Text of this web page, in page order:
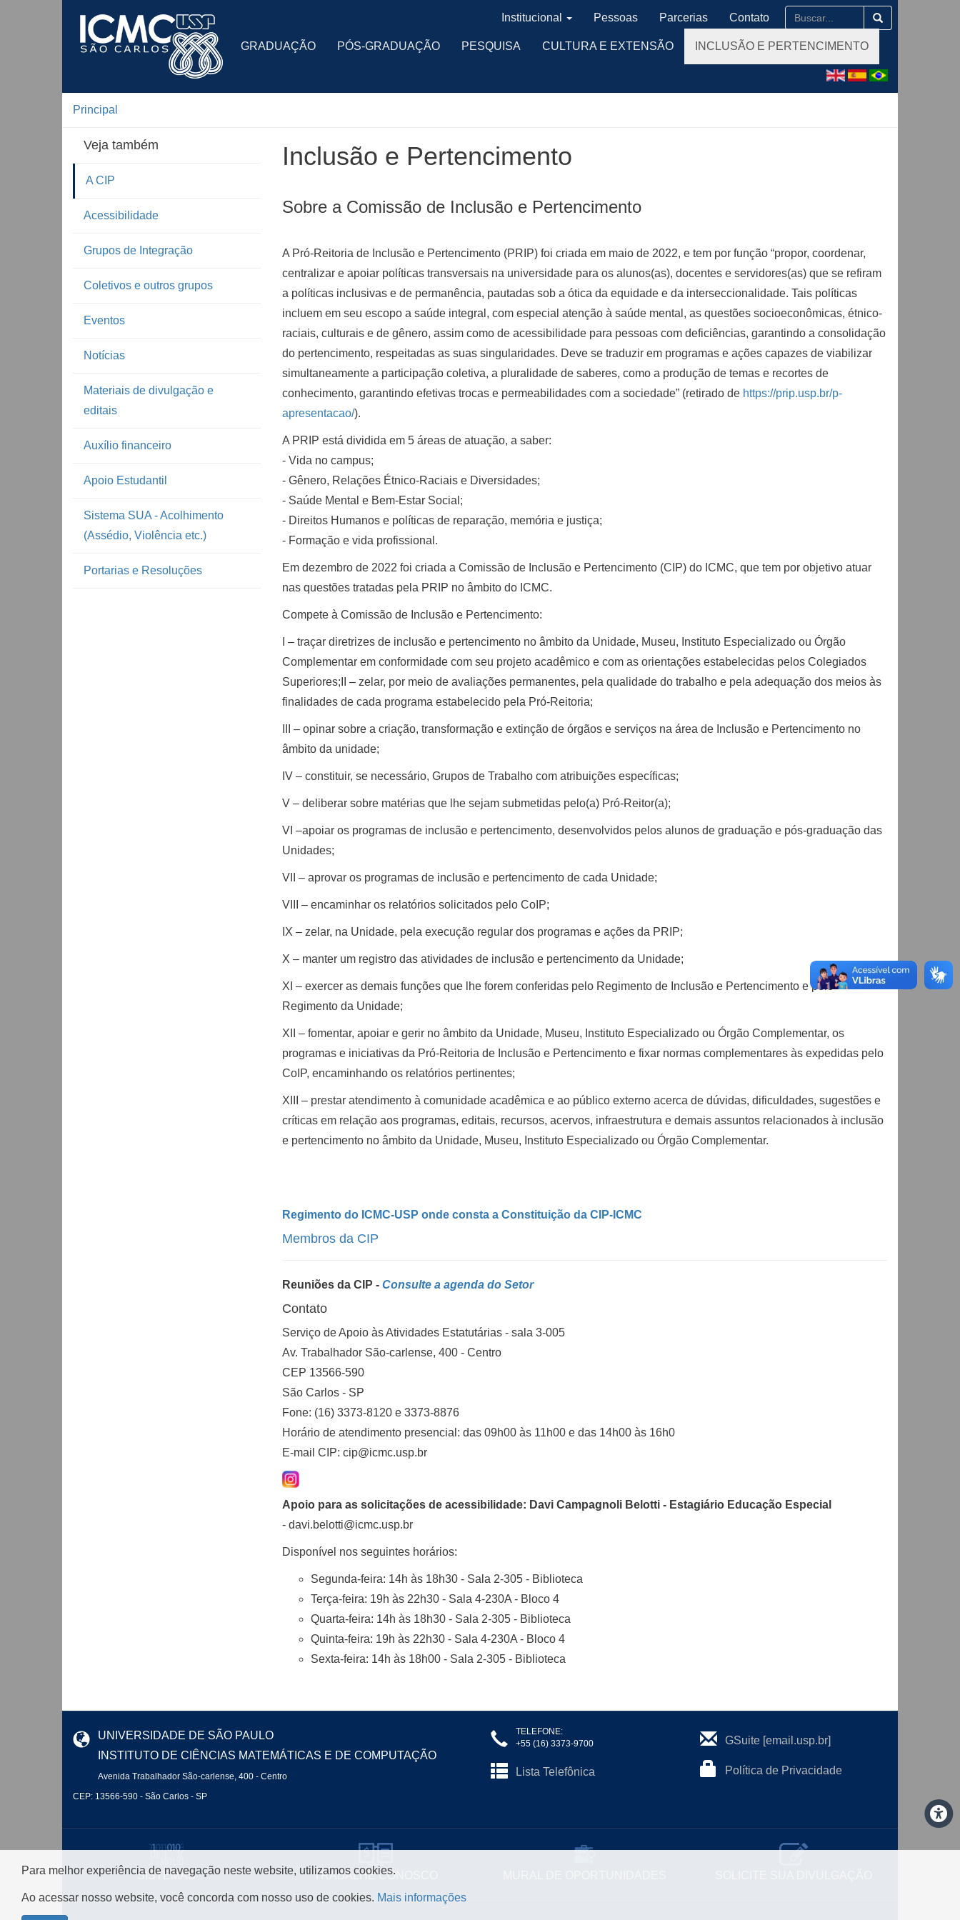
GRADUAÇÃO PÓS-GRADUAÇÃO PESQUISA CULTURA E EXTENSÃO INCLUSÃO E PERTENCIMENTO
Institucional Pessoas Parcerias Contato
Principal
Veja também
A CIP
Acessibilidade
Grupos de Integração
Coletivos e outros grupos
Eventos
Notícias
Materiais de divulgação e
editais
Auxílio financeiro
Apoio Estudantil
Sistema SUA - Acolhimento
(Assédio, Violência etc.)
Portarias e Resoluções
Inclusão e Pertencimento
Sobre a Comissão de Inclusão e Pertencimento
A Pró-Reitoria de Inclusão e Pertencimento (PRIP) foi criada em maio de 2022, e tem por função “propor, coordenar,
centralizar e apoiar políticas transversais na universidade para os alunos(as), docentes e servidores(as) que se refiram
a políticas inclusivas e de permanência, pautadas sob a ótica da equidade e da interseccionalidade. Tais políticas
incluem em seu escopo a saúde integral, com especial atenção à saúde mental, as questões socioeconômicas, étnico-
raciais, culturais e de gênero, assim como de acessibilidade para pessoas com deficiências, garantindo a consolidação
do pertencimento, respeitadas as suas singularidades. Deve se traduzir em programas e ações capazes de viabilizar
simultaneamente a participação coletiva, a pluralidade de saberes, como a produção de temas e recortes de
conhecimento, garantindo efetivas trocas e permeabilidades com a sociedade” (retirado de https://prip.usp.br/p-
apresentacao/).
A PRIP está dividida em 5 áreas de atuação, a saber:
- Vida no campus;
- Gênero, Relações Étnico-Raciais e Diversidades;
- Saúde Mental e Bem-Estar Social;
- Direitos Humanos e políticas de reparação, memória e justiça;
- Formação e vida profissional.
Em dezembro de 2022 foi criada a Comissão de Inclusão e Pertencimento (CIP) do ICMC, que tem por objetivo atuar
nas questões tratadas pela PRIP no âmbito do ICMC.
Compete à Comissão de Inclusão e Pertencimento:
I – traçar diretrizes de inclusão e pertencimento no âmbito da Unidade, Museu, Instituto Especializado ou Órgão
Complementar em conformidade com seu projeto acadêmico e com as orientações estabelecidas pelos Colegiados
Superiores;II – zelar, por meio de avaliações permanentes, pela qualidade do trabalho e pela adequação dos meios às
finalidades de cada programa estabelecido pela Pró-Reitoria;
III – opinar sobre a criação, transformação e extinção de órgãos e serviços na área de Inclusão e Pertencimento no
âmbito da unidade;
IV – constituir, se necessário, Grupos de Trabalho com atribuições específicas;
V – deliberar sobre matérias que lhe sejam submetidas pelo(a) Pró-Reitor(a);
VI –apoiar os programas de inclusão e pertencimento, desenvolvidos pelos alunos de graduação e pós-graduação das
Unidades;
VII – aprovar os programas de inclusão e pertencimento de cada Unidade;
VIII – encaminhar os relatórios solicitados pelo CoIP;
IX – zelar, na Unidade, pela execução regular dos programas e ações da PRIP;
X – manter um registro das atividades de inclusão e pertencimento da Unidade;
XI – exercer as demais funções que lhe forem conferidas pelo Regimento de Inclusão e Pertencimento e pelo
Regimento da Unidade;
XII – fomentar, apoiar e gerir no âmbito da Unidade, Museu, Instituto Especializado ou Órgão Complementar, os
programas e iniciativas da Pró-Reitoria de Inclusão e Pertencimento e fixar normas complementares às expedidas pelo
CoIP, encaminhando os relatórios pertinentes;
XIII – prestar atendimento à comunidade acadêmica e ao público externo acerca de dúvidas, dificuldades, sugestões e
críticas em relação aos programas, editais, recursos, acervos, infraestrutura e demais assuntos relacionados à inclusão
e pertencimento no âmbito da Unidade, Museu, Instituto Especializado ou Órgão Complementar.
Regimento do ICMC-USP onde consta a Constituição da CIP-ICMC
Membros da CIP
Reuniões da CIP - Consulte a agenda do Setor
Contato
Serviço de Apoio às Atividades Estatutárias - sala 3-005
Av. Trabalhador São-carlense, 400 - Centro
CEP 13566-590
São Carlos - SP
Fone: (16) 3373-8120 e 3373-8876
Horário de atendimento presencial: das 09h00 às 11h00 e das 14h00 às 16h0
E-mail CIP: cip@icmc.usp.br
Apoio para as solicitações de acessibilidade: Davi Campagnoli Belotti - Estagiário Educação Especial
- davi.belotti@icmc.usp.br
Disponível nos seguintes horários:
Segunda-feira: 14h às 18h30 - Sala 2-305 - Biblioteca
Terça-feira: 19h às 22h30 - Sala 4-230A - Bloco 4
Quarta-feira: 14h às 18h30 - Sala 2-305 - Biblioteca
Quinta-feira: 19h às 22h30 - Sala 4-230A - Bloco 4
Sexta-feira: 14h às 18h00 - Sala 2-305 - Biblioteca
UNIVERSIDADE DE SÃO PAULO
INSTITUTO DE CIÊNCIAS MATEMÁTICAS E DE COMPUTAÇÃO
Avenida Trabalhador São-carlense, 400 - Centro
CEP: 13566-590 - São Carlos - SP
TELEFONE:
+55 (16) 3373-9700
Lista Telefônica
GSuite [email.usp.br]
Política de Privacidade
SISTEMAS TRABALHE CONOSCO
Para melhor experiência de navegação neste website, utilizamos cookies.
Ao acessar nosso website, você concorda com nosso uso de cookies. Mais informações